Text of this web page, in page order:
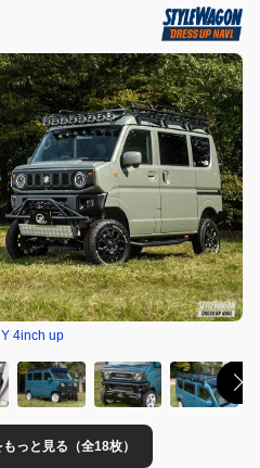
4inch up
っと見る（全18枚）